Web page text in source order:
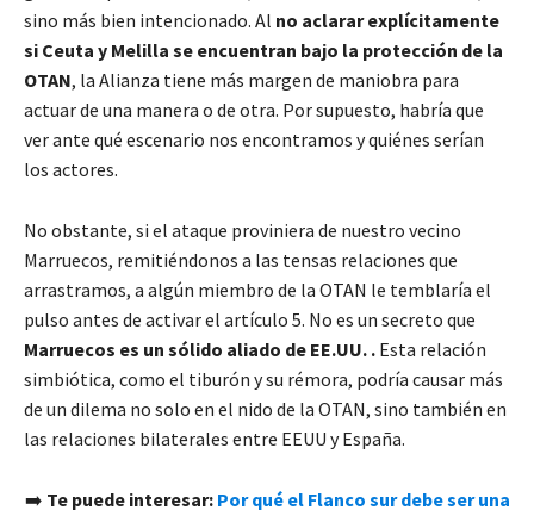
sino más bien intencionado. Al no aclarar explícitamente
si Ceuta y Melilla se encuentran bajo la protección de la
OTAN, la Alianza tiene más margen de maniobra para
actuar de una manera o de otra. Por supuesto, habría que
ver ante qué escenario nos encontramos y quiénes serían
los actores.
No obstante, si el ataque proviniera de nuestro vecino
Marruecos, remitiéndonos a las tensas relaciones que
arrastramos, a algún miembro de la OTAN le temblaría el
pulso antes de activar el artículo 5. No es un secreto que
Marruecos es un sólido aliado de EE.UU. . Esta relación
simbiótica, como el tiburón y su rémora, podría causar más
de un dilema no solo en el nido de la OTAN, sino también en
las relaciones bilaterales entre EEUU y España.
➡️ Te puede interesar: Por qué el Flanco sur debe ser una